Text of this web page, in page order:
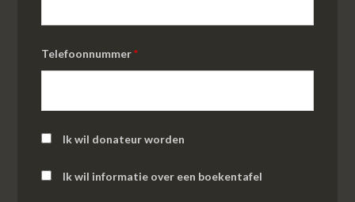
Telefoonnummer*
Ik wil donateur worden
Ik wil informatie over een boekentafel